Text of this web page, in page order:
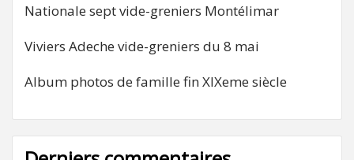
Nationale sept vide-greniers Montélimar
Viviers Adeche vide-greniers du 8 mai
Album photos de famille fin XIXeme siècle